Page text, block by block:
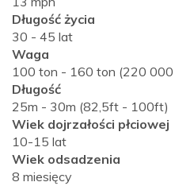
Długość życia
30 - 45 lat
Waga
100 ton - 160 ton (220
Długość
25m - 30m (82,5ft - 100ft)
Wiek dojrzałości płciowej
10-15 lat
Wiek odsadzenia
8 miesięcy